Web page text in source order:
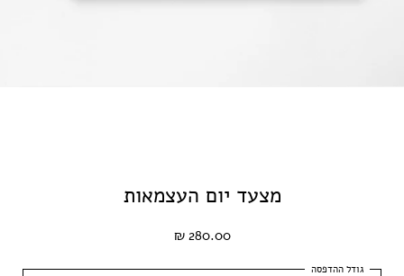
מצעד יום העצמאות
280.00 ₪